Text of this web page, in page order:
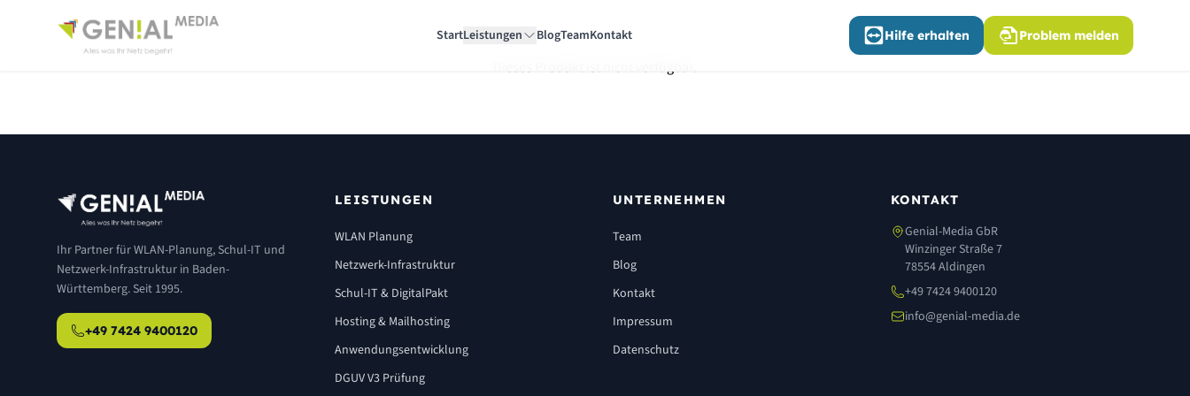
StartLeistungen BlogTeamKontakt Hilfe erhalten Problem melden
Dieses Produkt ist nicht verfügbar.
Ihr Partner für WLAN-Planung, Schul-IT und
Netzwerk-Infrastruktur in Baden-
Württemberg. Seit 1995.
+49 7424 9400120
LEISTUNGEN
WLAN Planung
Netzwerk-Infrastruktur
Schul-IT & DigitalPakt
Hosting & Mailhosting
Anwendungsentwicklung
DGUV V3 Prüfung
UNTERNEHMEN
Team
Blog
Kontakt
Impressum
Datenschutz
KONTAKT
Genial-Media GbR
Winzinger Straße 7
78554 Aldingen
+49 7424 9400120
info@genial-media.de